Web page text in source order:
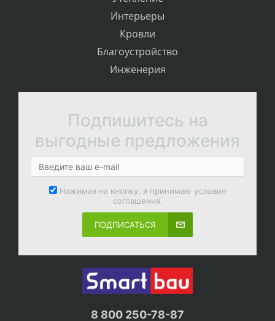
Интерьеры
Кровли
Благоустройство
Инженерия
Подпишитесь на
выгодные предложения
Нажимая на кнопку, я принимаю условия
соглашения.
ПОДПИСАТЬСЯ
8 800 250-78-87